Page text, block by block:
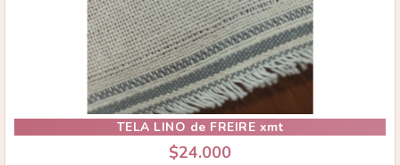
TELA LINO de FREIRE xmt
$24.000